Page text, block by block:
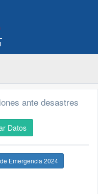
ante desastres
Datos
Emergencia 2024